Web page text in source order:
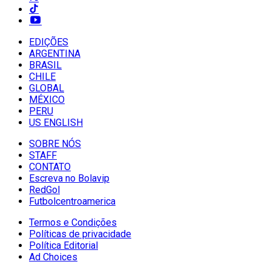
EDIÇÕES
ARGENTINA
BRASIL
CHILE
GLOBAL
MÉXICO
PERU
US ENGLISH
SOBRE NÓS
STAFF
CONTATO
Escreva no Bolavip
RedGol
Futbolcentroamerica
Termos e Condições
Políticas de privacidade
Política Editorial
Ad Choices